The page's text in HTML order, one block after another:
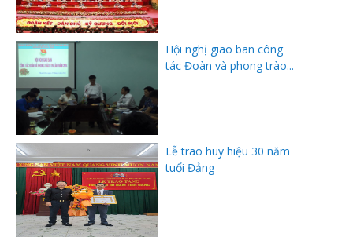
Hội nghị giao ban công
tác Đoàn và phong trào...
Lễ trao huy hiệu 30 năm
tuổi Đảng